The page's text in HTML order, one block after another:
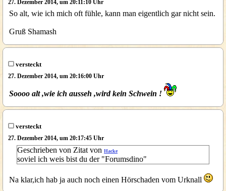
27. Dezember 2014, um 20:11:10 Uhr
So alt, wie ich mich oft fühle, kann man eigentlich gar nicht sein.
Gruß Shamash
versteckt
27. Dezember 2014, um 20:16:00 Uhr
Soooo alt ,wie ich ausseh ,wird kein Schwein !
versteckt
27. Dezember 2014, um 20:17:45 Uhr
Geschrieben von Zitat von Hacke
soviel ich weis bist du der "Forumsdino"
Na klar,ich hab ja auch noch einen Hörschaden vom Urknall